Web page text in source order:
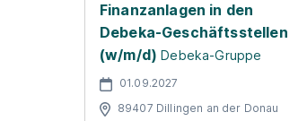
Finanzanlagen in den
Debeka-Geschäftsstellen
(w/m/d)Debeka-Gruppe
01.09.2027
89407 Dillingen an der Donau